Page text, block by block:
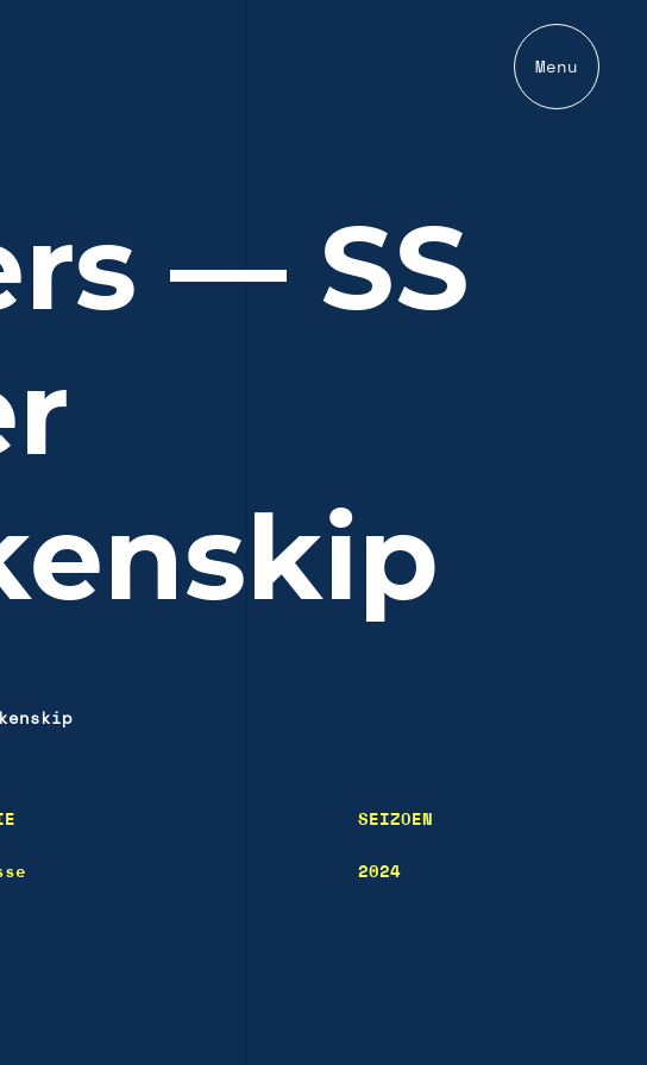
Menu
— SS
SEIZOEN
2024